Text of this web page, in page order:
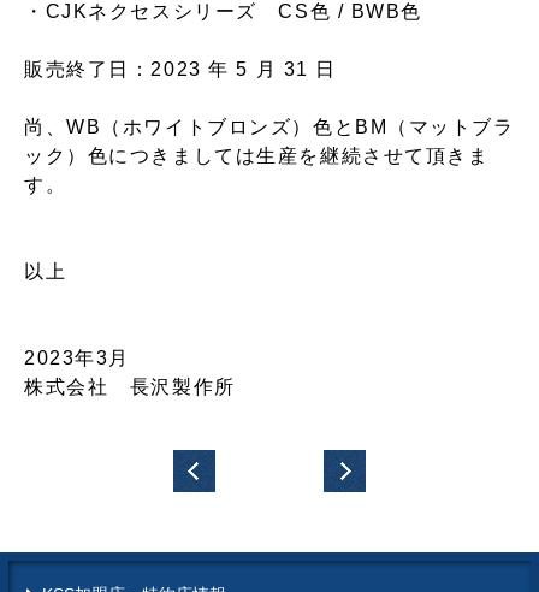
・CJKネクセスシリーズ CS色 / BWB色
販売終了日：2023 年 5 月 31 日
尚、WB（ホワイトブロンズ）色とBM（マットブラ
ック）色につきましては生産を継続させて頂きま
す。
以上
2023年3月
株式会社 長沢製作所